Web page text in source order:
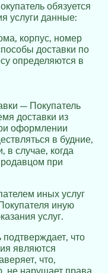
обязуется
услуги данные:
корпус, номер
доставки по
определяются в
— Покупатель
доставки из
оформлении
в будние,
случае, когда
при
иных услуг
иную
услуг.
что
являются
что,